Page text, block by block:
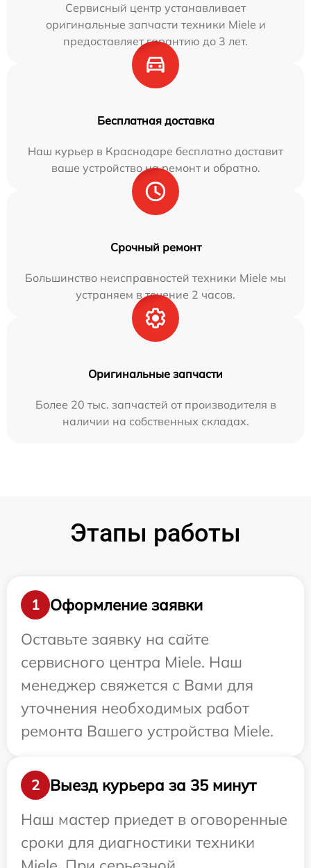
Сервисный центр устанавливает
оригинальные запчасти техники Miele и
предоставляет гарантию до 3 лет.
Бесплатная доставка
Наш курьер в Краснодаре бесплатно доставит
ваше устройство на ремонт и обратно.
Срочный ремонт
Большинство неисправностей техники Miele мы
устраняем в течение 2 часов.
Оригинальные запчасти
Более 20 тыс. запчастей от производителя в
наличии на собственных складах.
Этапы работы
1
Оформление заявки
Оставьте заявку на сайте
сервисного центра Miele. Наш
менеджер свяжется с Вами для
уточнения необходимых работ
ремонта Вашего устройства Miele.
2
Выезд курьера за 35 минут
Наш мастер приедет в оговоренные
сроки для диагностики техники